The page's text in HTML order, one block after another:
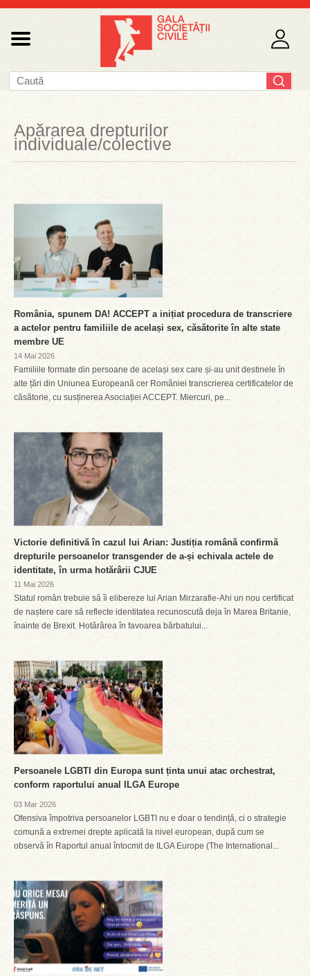
Apărarea drepturilor
individuale/colective
România, spunem DA! ACCEPT a inițiat procedura de transcriere
a actelor pentru familiile de același sex, căsătorite în alte state
membre UE
14 Mai 2026
Familiile formate din persoane de același sex care și-au unit destinele în
alte țări din Uniunea Europeană cer României transcrierea certificatelor de
căsătorie, cu susținerea Asociației ACCEPT. Miercuri, pe...
Victorie definitivă în cazul lui Arian: Justiția română confirmă
drepturile persoanelor transgender de a-și echivala actele de
identitate, în urma hotărârii CJUE
11 Mai 2026
Statul român trebuie să îi elibereze lui Arian Mirzarafie-Ahi un nou certificat
de naștere care să reflecte identitatea recunoscută deja în Marea Britanie,
înainte de Brexit. Hotărârea în favoarea bărbatului...
Persoanele LGBTI din Europa sunt ținta unui atac orchestrat,
conform raportului anual ILGA Europe
03 Mar 2026
Ofensiva împotriva persoanelor LGBTI nu e doar o tendință, ci o strategie
comună a extremei drepte aplicată la nivel european, după cum se
observă în Raportul anual întocmit de ILGA Europe (The International...